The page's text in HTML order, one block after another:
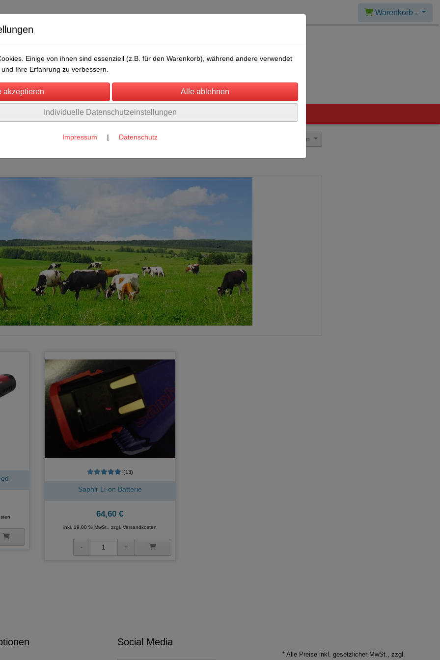
Warenkorb -
Über uns Umwelt Rechtliches
Sortierung wählen
(13)
Saphir Li-on Batterie
64,60 €
inkl. 19,00 % MwSt., zzgl. Versandkosten
Social Media
* Alle Preise inkl. gesetzlicher MwSt., zzgl.
Einige von ihnen sind essenziell (z.B. für den Warenkorb), während andere verwendet
Ihre Erfahrung zu verbessern.
Individuelle Datenschutzeinstellungen
Impressum | Datenschutz